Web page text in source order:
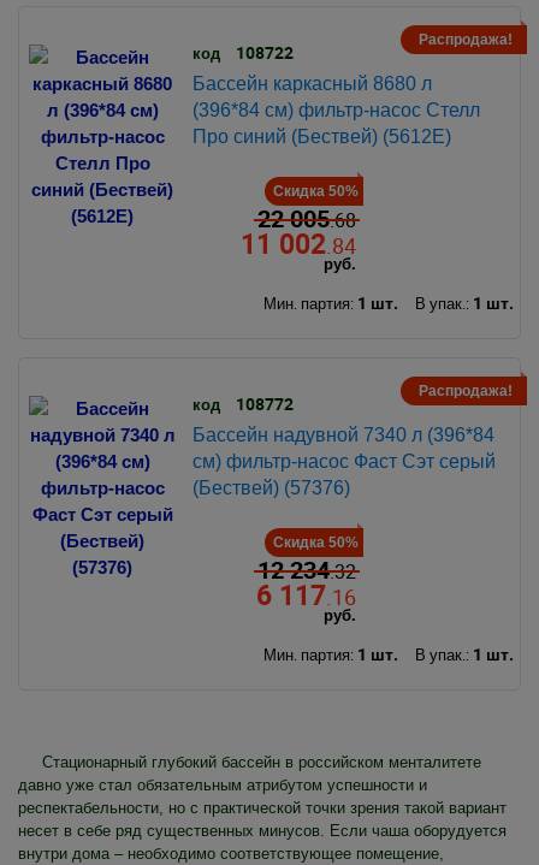
Распродажа!
код 108722
Бассейн каркасный 8680 л
(396*84 см) фильтр-насос Стелл
Про синий (Бествей) (5612E)
Скидка 50%
22 005.68
11 002.84
руб.
Мин. партия: 1 шт. В упак.: 1 шт.
Распродажа!
код 108772
Бассейн надувной 7340 л (396*84
см) фильтр-насос Фаст Сэт серый
(Бествей) (57376)
Скидка 50%
12 234.32
6 117.16
руб.
Мин. партия: 1 шт. В упак.: 1 шт.
Стационарный глубокий бассейн в российском менталитете
давно уже стал обязательным атрибутом успешности и
респектабельности, но с практической точки зрения такой вариант
несет в себе ряд существенных минусов. Если чаша оборудуется
внутри дома – необходимо соответствующее помещение,